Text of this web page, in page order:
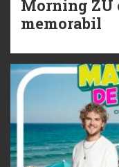
Torpedoul
Morning ZU
memorabil